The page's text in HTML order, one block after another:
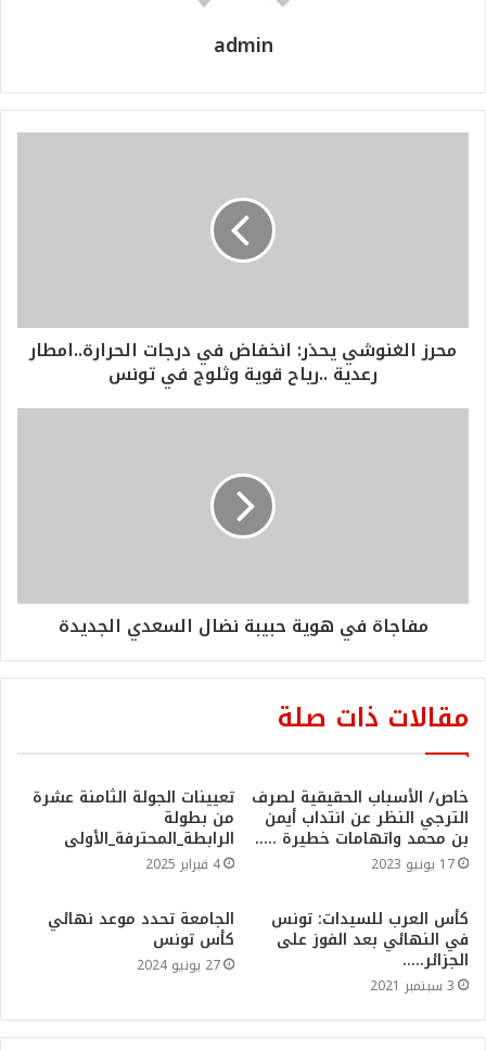
admin
محرز الغنوشي يحذر: انخفاض في درجات الحرارة..امطار
رعدية ..رياح قوية وثلوج في تونس
مفاجاة في هوية حبيبة نضال السعدي الجديدة
مقالات ذات صلة
خاص/ الأسباب الحقيقية لصرف
الترجي النظر عن انتداب أيمن
بن محمد واتهامات خطيرة …..
17 يونيو 2023
تعيينات الجولة الثامنة عشرة
من بطولة
الرابطة_المحترفة_الأولى
4 فبراير 2025
كأس العرب للسيدات: تونس
في النهائي بعد الفوز على
الجزائر…..
3 سبتمبر 2021
الجامعة تحدد موعد نهائي
كأس تونس
27 يونيو 2024